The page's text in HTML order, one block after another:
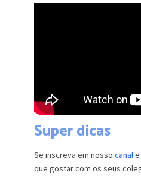
Super dicas
Se inscreva em nosso canale
que gostar com os seus